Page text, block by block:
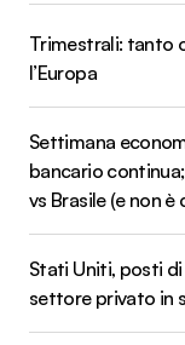
Trimestrali: tanto
l’Europa
Settimana
bancario
vs Brasile (e non è
Stati Uniti, posti di
settore privato in